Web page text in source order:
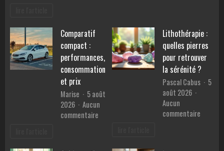
mandataire
pour
simplifier
de
voiture
santé
mentale
Comparatif
compact :
performances,
consommation
et prix
Marise
5 août
2026
Aucun
commentaire
Lithothérapie :
quelles pierres
pour retrouver
la sérénité ?
Pascal Cabus
5
août 2026
Aucun
commentaire